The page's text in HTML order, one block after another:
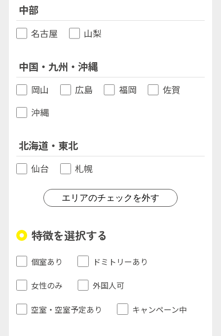
中部
名古屋 山梨
中国・九州・沖縄
岡山 広島 福岡
佐賀
沖縄
北海道・東北
仙台 札幌
エリアのチェックを外す
特徴を選択する
個室あり ドミトリーあり
女性のみ 外国人可
空室・空室予定あり キャンペーン中